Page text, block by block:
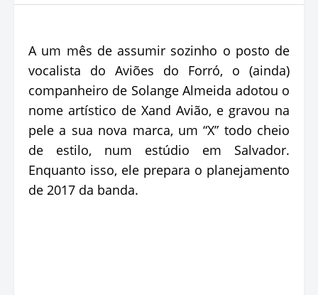
A um mês de assumir sozinho o posto de
vocalista do Aviões do Forró, o (ainda)
companheiro de Solange Almeida adotou o
nome artístico de Xand Avião, e gravou na
pele a sua nova marca, um “X” todo cheio
de estilo, num estúdio em Salvador.
Enquanto isso, ele prepara o planejamento
de 2017 da banda.